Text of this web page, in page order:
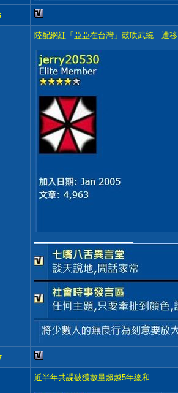
陸配網紅「亞亞在台灣」鼓吹武統 遭
近半年共諜破獲數量超越5年總和